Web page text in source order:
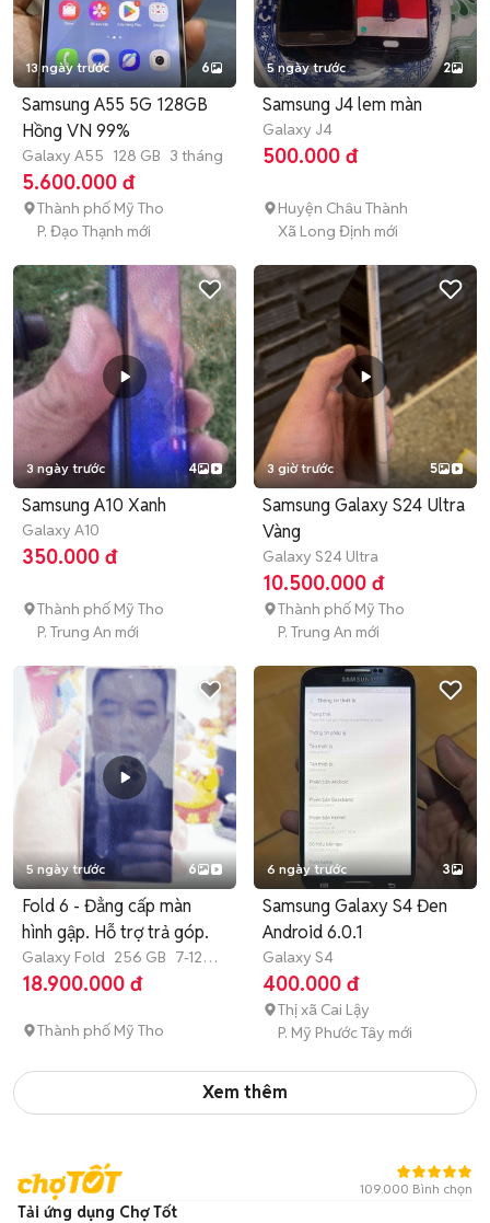
13 ngày trước 6
Samsung A55 5G 128GB
Hồng VN 99%
Galaxy A55 128 GB 3 tháng
5.600.000 đ
Thành phố Mỹ Tho
P. Đạo Thạnh mới
5 ngày trước 2
Samsung J4 lem màn
Galaxy J4
500.000 đ
Huyện Châu Thành
Xã Long Định mới
3 ngày trước 4
Samsung A10 Xanh
Galaxy A10
350.000 đ
Thành phố Mỹ Tho
P. Trung An mới
3 giờ trước 5
Samsung Galaxy S24 Ultra
Vàng
Galaxy S24 Ultra
10.500.000 đ
Thành phố Mỹ Tho
P. Trung An mới
5 ngày trước 6
Fold 6 - Đẳng cấp màn
hình gập. Hỗ trợ trả góp.
Galaxy Fold 256 GB 7-12
tháng
18.900.000 đ
Thành phố Mỹ Tho
6 ngày trước 3
Samsung Galaxy S4 Đen
Android 6.0.1
Galaxy S4
400.000 đ
Thị xã Cai Lậy
P. Mỹ Phước Tây mới
Xem thêm
109.000 Bình chọn
Tải ứng dụng Chợ Tốt